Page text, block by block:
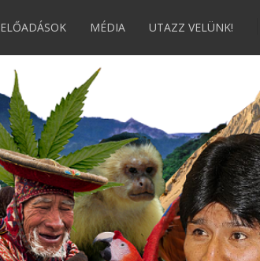
ELŐADÁSOK MÉDIA UTAZZ VELÜNK!